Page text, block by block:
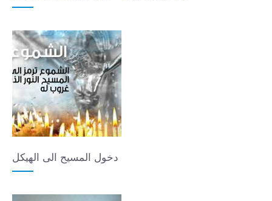
دخول المسيح الى الهيكل